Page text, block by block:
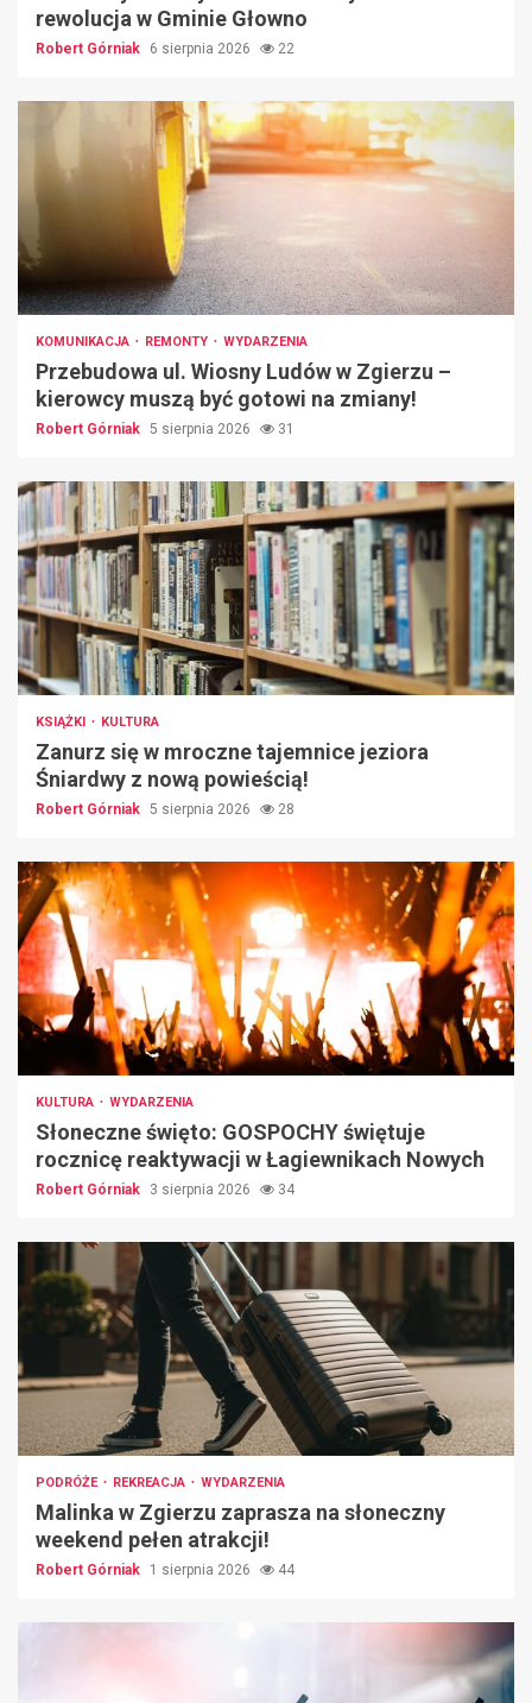
rewolucja w Gminie Głowno
Robert Górniak 6 sierpnia 2026 22
KOMUNIKACJA REMONTY WYDARZENIA
Przebudowa ul. Wiosny Ludów w Zgierzu –
kierowcy muszą być gotowi na zmiany!
Robert Górniak 5 sierpnia 2026 31
KSIĄŻKI KULTURA
Zanurz się w mroczne tajemnice jeziora
Śniardwy z nową powieścią!
Robert Górniak 5 sierpnia 2026 28
KULTURA WYDARZENIA
Słoneczne święto: GOSPOCHY świętuje
rocznicę reaktywacji w Łagiewnikach Nowych
Robert Górniak 3 sierpnia 2026 34
PODRÓŻE REKREACJA WYDARZENIA
Malinka w Zgierzu zaprasza na słoneczny
weekend pełen atrakcji!
Robert Górniak 1 sierpnia 2026 44